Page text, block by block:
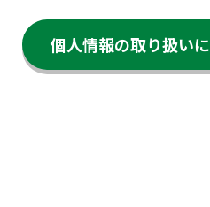
個人情報の取り扱いに